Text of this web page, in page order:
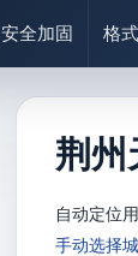
安全加固 格
荆州
自动定位
手动选择